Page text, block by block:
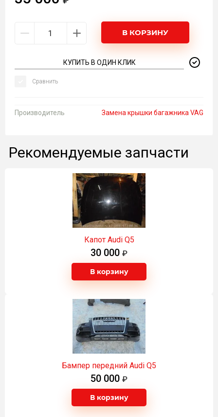
В КОРЗИНУ
КУПИТЬ В ОДИН КЛИК
Сравнить
Производитель Замена крышки багажника VAG
Рекомендуемые запчасти
Капот Audi Q5
30 000
В корзину
Бампер передний Audi Q5
50 000
В корзину